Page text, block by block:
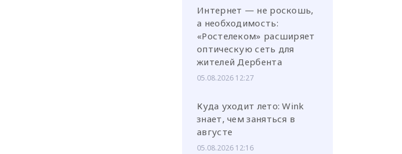
Интернет — не роскошь,
а необходимость:
«Ростелеком» расширяет
оптическую сеть для
жителей Дербента
05.08.2026 12:27
Куда уходит лето: Wink
знает, чем заняться в
августе
05.08.2026 12:16